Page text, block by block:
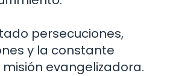
persecuciones,
y la constante
evangelizadora.